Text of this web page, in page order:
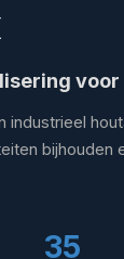
industrieel
bijhouden
35